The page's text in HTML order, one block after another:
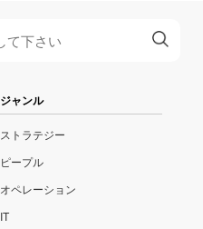
ジャンル
ストラテジー
ピープル
オペレーション
IT